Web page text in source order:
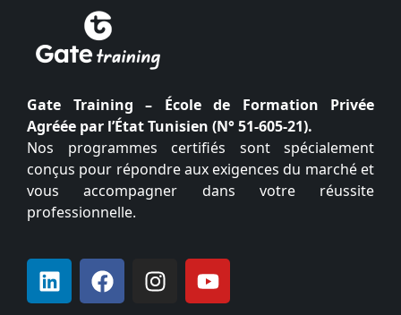
Gate Training – École de Formation Privée
Agréée par l’État Tunisien (N° 51-605-21).
Nos programmes certifiés sont spécialement
conçus pour répondre aux exigences du marché et
vous accompagner dans votre réussite
professionnelle.